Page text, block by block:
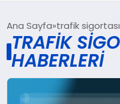
SIGORTA
BES / HAYAT
Ana Sayfa trafik
TRAFIK
HABERLERI